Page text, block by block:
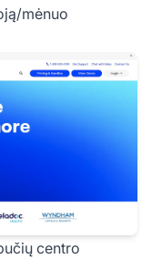
mėnuo
centro